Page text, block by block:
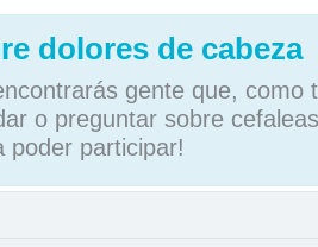
dolores de cabeza
gente que, como
o preguntar sobre
poder participar!